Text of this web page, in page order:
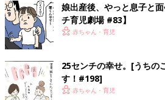
前の話
写真に写っているの
は。[うちのこと。子
ども２人育ててま
娘出産後、やっと息子と
チ育児劇場 #83】
赤ちゃん・育児
25センチの幸せ。[うちの
す！#198]
赤ちゃん・育児